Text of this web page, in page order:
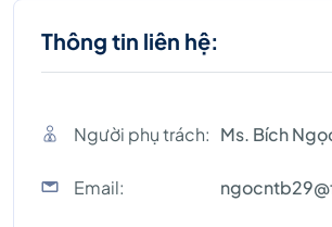
Thông tin liên hệ:
Người phụ trách: Ms. Bích
Email: